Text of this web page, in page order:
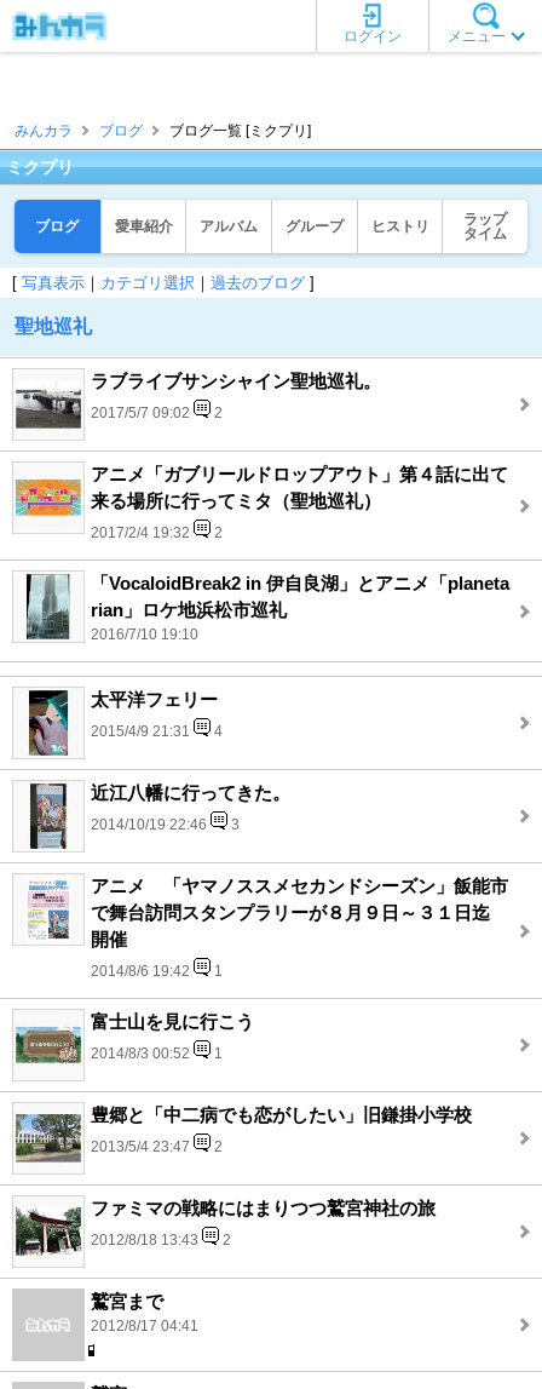
メニュー
ログイン
みんカラ ブログ ブログ一覧 [ミクプリ]
ミクプリ
ブログ 愛車紹介 アルバム グループ ヒストリ
ラップ
タイム
[ 写真表示 ｜ カテゴリ選択 ｜ 過去のブログ ]
聖地巡礼
ラブライブサンシャイン聖地巡礼。
2017/5/7 09:02 2
アニメ「ガブリールドロップアウト」第４話に出て
来る場所に行ってミタ（聖地巡礼）
2017/2/4 19:32 2
「VocaloidBreak2 in 伊自良湖」とアニメ「planeta
rian」ロケ地浜松市巡礼
2016/7/10 19:10
太平洋フェリー
2015/4/9 21:31 4
近江八幡に行ってきた。
2014/10/19 22:46 3
アニメ 「ヤマノススメセカンドシーズン」飯能市
で舞台訪問スタンプラリーが８月９日～３１日迄
開催
2014/8/6 19:42 1
富士山を見に行こう
2014/8/3 00:52 1
豊郷と「中二病でも恋がしたい」旧鎌掛小学校
2013/5/4 23:47 2
ファミマの戦略にはまりつつ鷲宮神社の旅
2012/8/18 13:43 2
鷲宮まで
2012/8/17 04:41